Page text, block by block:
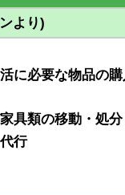
より)
に必要な物品の
具類の移動・処分
行